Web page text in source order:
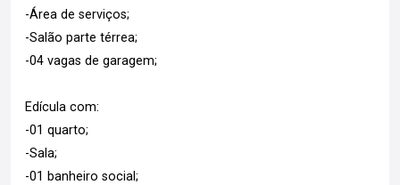
-Área de serviços;
-Salão parte térrea;
-04 vagas de garagem;
Edícula com:
-01 quarto;
-Sala;
-01 banheiro social;